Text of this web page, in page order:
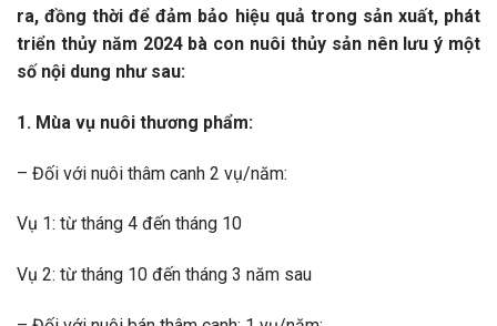
ra, đồng thời để đảm bảo hiệu quả trong sản xuất, phát
triển thủy năm 2024 bà con nuôi thủy sản nên lưu ý một
số nội dung như sau:
1. Mùa vụ nuôi thương phẩm:
– Đối với nuôi thâm canh 2 vụ/năm:
Vụ 1: từ tháng 4 đến tháng 10
Vụ 2: từ tháng 10 đến tháng 3 năm sau